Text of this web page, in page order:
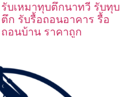
รับเหมาทุบตึกนาทวี รับทุบ
ตึก รับรื้อถอนอาคาร รื้อ
ถอนบ้าน ราคาถูก